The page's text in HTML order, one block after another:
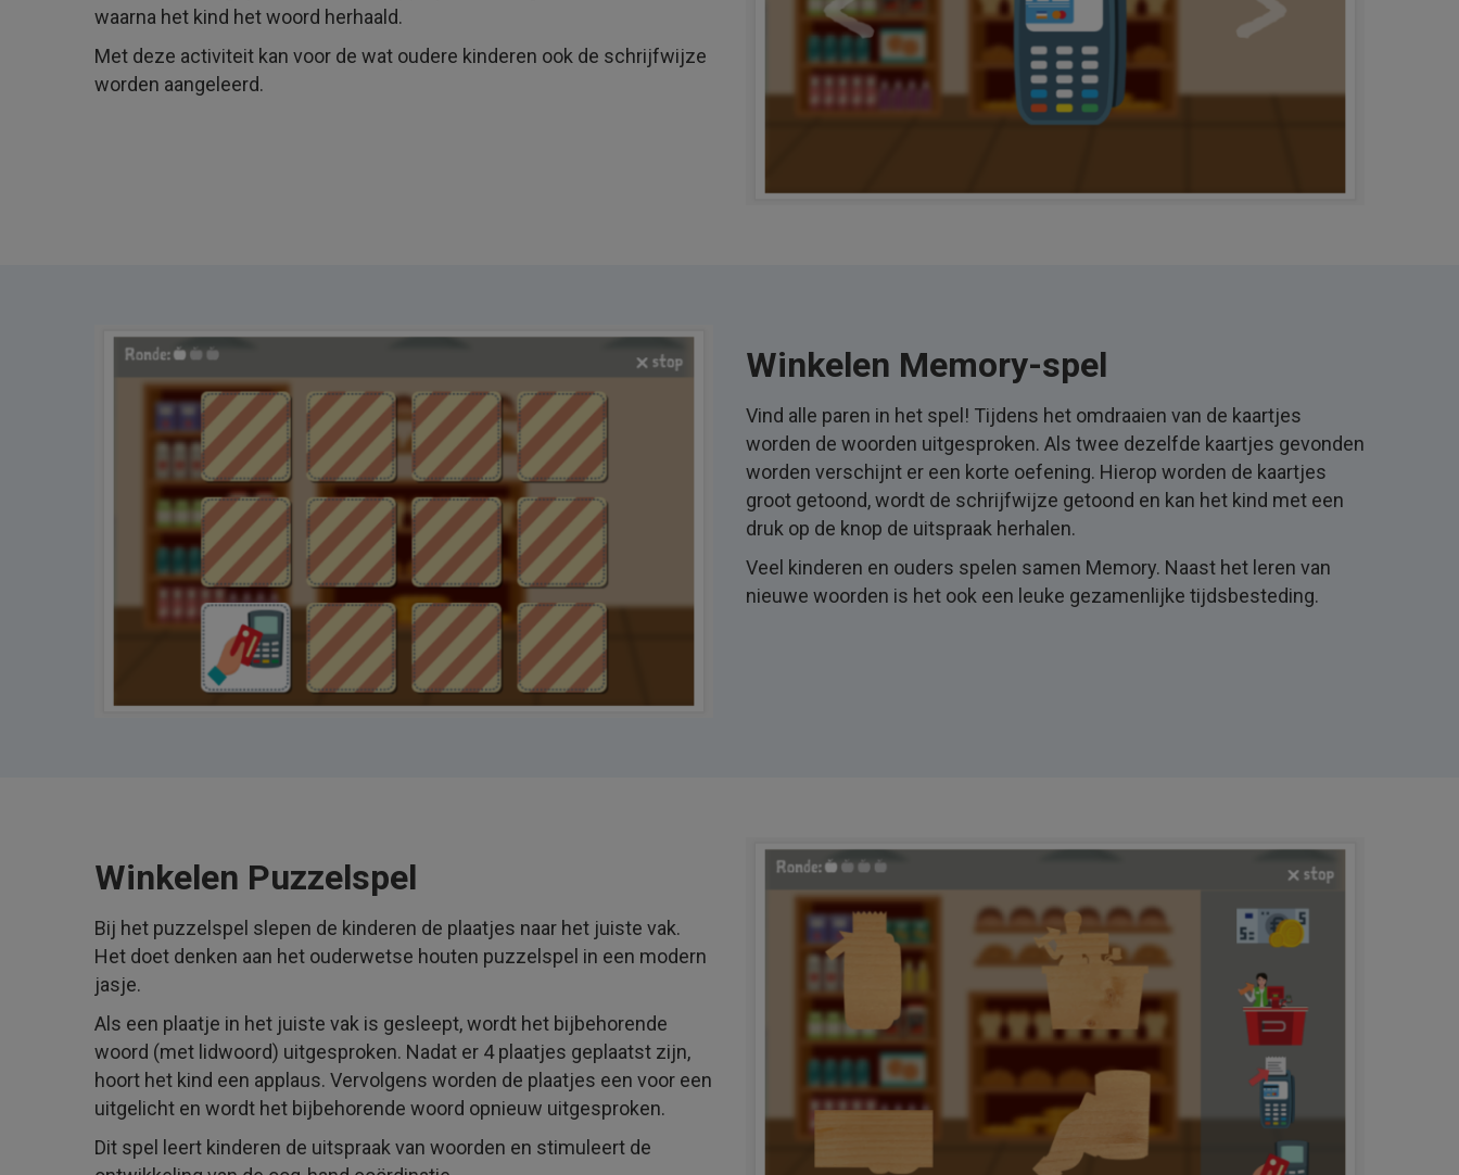
waarna het kind het woord herhaald.
Met deze activiteit kan voor de wat oudere kinderen ook de schrijfwijze
worden aangeleerd.
Winkelen Memory-spel
Vind alle paren in het spel! Tijdens het omdraaien van de kaartjes
worden de woorden uitgesproken. Als twee dezelfde kaartjes gevonden
worden verschijnt er een korte oefening. Hierop worden de kaartjes
groot getoond, wordt de schrijfwijze getoond en kan het kind met een
druk op de knop de uitspraak herhalen.
Veel kinderen en ouders spelen samen Memory. Naast het leren van
nieuwe woorden is het ook een leuke gezamenlijke tijdsbesteding.
Winkelen Puzzelspel
Bij het puzzelspel slepen de kinderen de plaatjes naar het juiste vak.
Het doet denken aan het ouderwetse houten puzzelspel in een modern
jasje.
Als een plaatje in het juiste vak is gesleept, wordt het bijbehorende
woord (met lidwoord) uitgesproken. Nadat er 4 plaatjes geplaatst zijn,
hoort het kind een applaus. Vervolgens worden de plaatjes een voor een
uitgelicht en wordt het bijbehorende woord opnieuw uitgesproken.
Dit spel leert kinderen de uitspraak van woorden en stimuleert de